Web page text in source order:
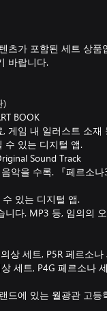
가 포함된 세트 상품
바랍니다.
)
BOOK
게임 내 일러스트 소재
수 있는 디지털 앱.
Sound Track
악을 수록. 『페르소
있는 디지털 앱.
다. MP3 등, 임의의
상 세트, P5R 페르소
세트, P4G 페르소나
드에 있는 월광관 고등